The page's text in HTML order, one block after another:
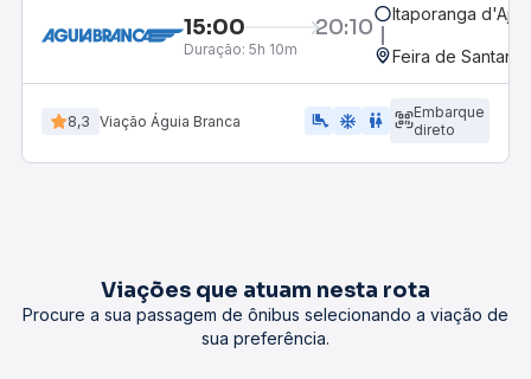
15:00 20:10
Duração: 5h 10m
Itaporanga
Feira de
8,3 Viação Águia Branca airline_seat_legroom_extra ac_unit WC
Embarque
direto
Viações que atuam nesta rota
Procure a sua passagem de ônibus selecionando a viação de
sua preferência.